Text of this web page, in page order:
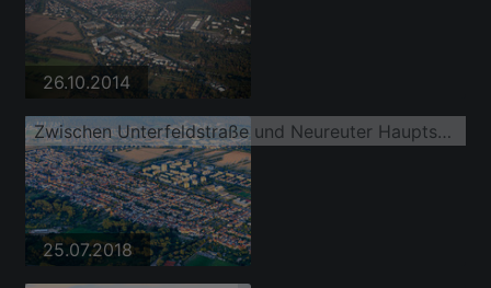
26.10.2014
Zwischen Unterfeldstraße und Neureuter Hauptstraße
25.07.2018